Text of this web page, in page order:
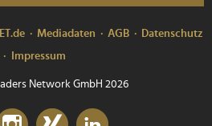
Mediadaten AGB
Datenschutz
Impressum
Network GmbH 2026